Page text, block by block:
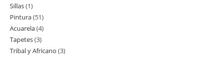
Sillas 11
producto
Pintura 5151
productos
Acuarela 44
productos
Tapetes 33
productos
Tribal y Africano 33